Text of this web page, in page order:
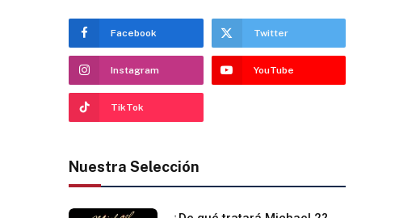
Facebook Twitter
Instagram YouTube
TikTok
Nuestra Selección